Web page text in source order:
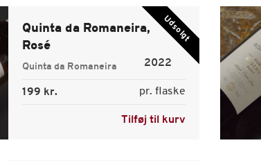
Udsolgt
Quinta da Romaneira,
Rosé
Quinta da Romaneira 2022
199 kr. pr. flaske
Tilføj til kurv